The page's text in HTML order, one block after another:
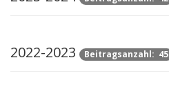
2022-2023 Beitragsanzahl: 45